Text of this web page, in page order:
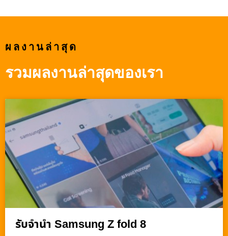
ผลงานล่าสุด
รวมผลงานล่าสุดของเรา
รับจำนำ Samsung Z fold 8